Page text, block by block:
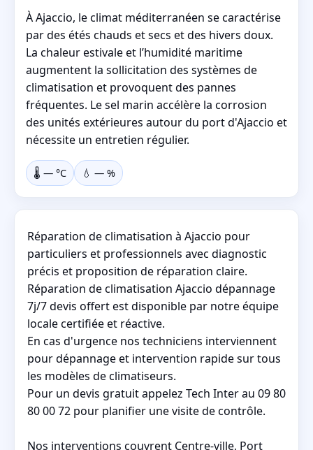
À Ajaccio, le climat méditerranéen se caractérise
par des étés chauds et secs et des hivers doux.
La chaleur estivale et l’humidité maritime
augmentent la sollicitation des systèmes de
climatisation et provoquent des pannes
fréquentes. Le sel marin accélère la corrosion
des unités extérieures autour du port d'Ajaccio et
nécessite un entretien régulier.
🌡️ — °C 💧 — %
Réparation de climatisation à Ajaccio pour
particuliers et professionnels avec diagnostic
précis et proposition de réparation claire.
Réparation de climatisation Ajaccio dépannage
7j/7 devis offert est disponible par notre équipe
locale certifiée et réactive.
En cas d'urgence nos techniciens interviennent
pour dépannage et intervention rapide sur tous
les modèles de climatiseurs.
Pour un devis gratuit appelez Tech Inter au 09 80
80 00 72 pour planifier une visite de contrôle.
Nos interventions couvrent Centre‑ville, Port